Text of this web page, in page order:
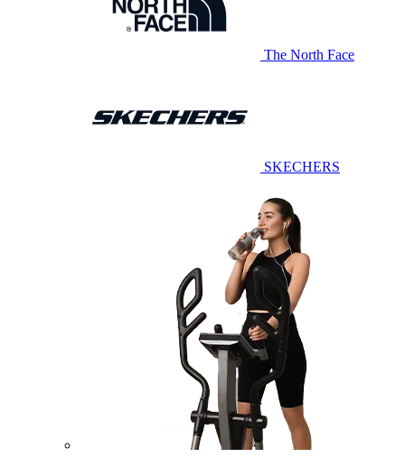
The North Face
SKECHERS